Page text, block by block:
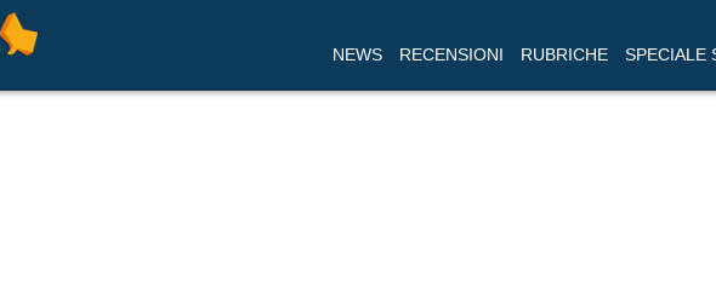
NEWS RECENSIONI RUBRICHE SPECIALE